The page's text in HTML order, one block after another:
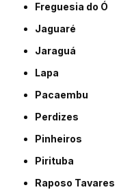
Freguesia do Ó
Jaguaré
Jaraguá
Lapa
Pacaembu
Perdizes
Pinheiros
Pirituba
Raposo Tavares